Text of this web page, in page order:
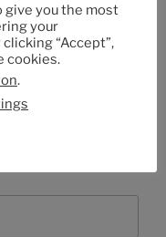
give you the most
your
“Accept”,
cookies.
.